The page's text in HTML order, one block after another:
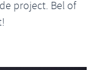
project. Bel of